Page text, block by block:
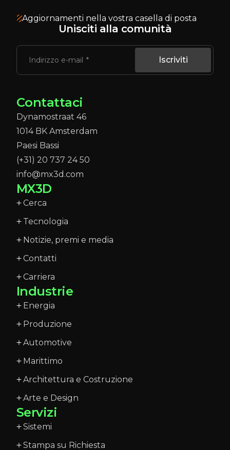
Aggiornamenti nella vostra casella di posta
Unisciti alla comunità
Indirizzo e-mail Iscriviti
Contattaci
Dynamostraat 46
1014 BK Amsterdam
Paesi Bassi
(+31) 20 737 24 50
info@mx3d.com
MX3D
Cerca
Tecnologia
Notizie, premi e media
Contatti
Carriera
Industrie
Energia
Produzione
Automotive
Marittimo
Architettura e Costruzione
Arte e Design
Servizi
Sistemi
Stampa su Richiesta